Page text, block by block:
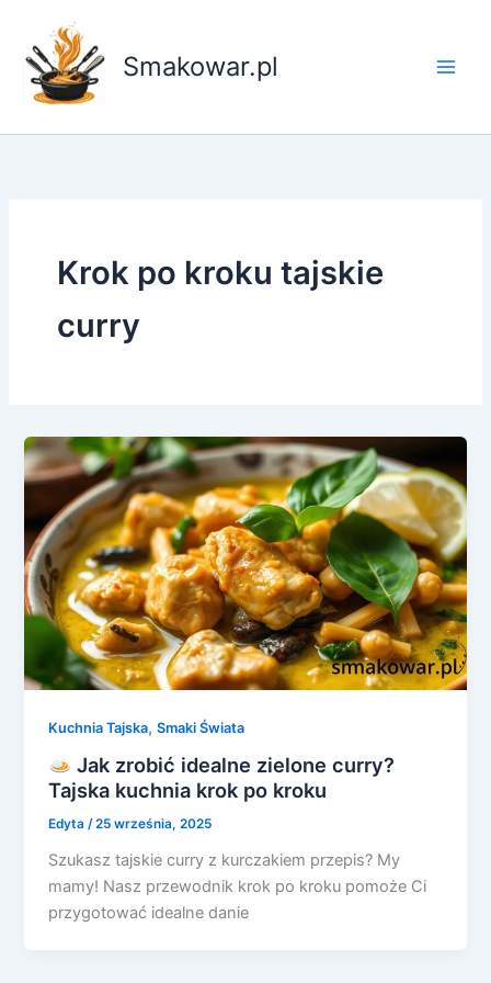
treści
Smakowar.pl
Krok po kroku tajskie
curry
Kuchnia Tajska,Smaki Świata
Jak zrobić idealne zielone curry?
Tajska kuchnia krok po kroku
Edyta/25 września, 2025
Szukasz tajskie curry z kurczakiem przepis? My
mamy! Nasz przewodnik krok po kroku pomoże Ci
przygotować idealne danie